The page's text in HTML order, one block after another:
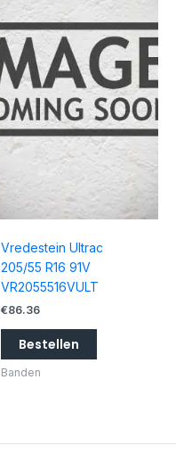
Vredestein Ultrac
205/55 R16 91V
VR2055516VULT
€86.36
Bestellen
Banden